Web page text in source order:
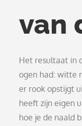
van
Het resultaat in
ogen had: witte
er rook opstijgt
heeft zijn eigen
hoe je de naald